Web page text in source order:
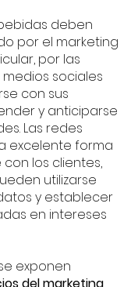
deben
por el marketing
por las
sociales
con sus
y anticiparse
Las redes
excelente forma
los clientes,
utilizarse
y establecer
en intereses
exponen
del marketing